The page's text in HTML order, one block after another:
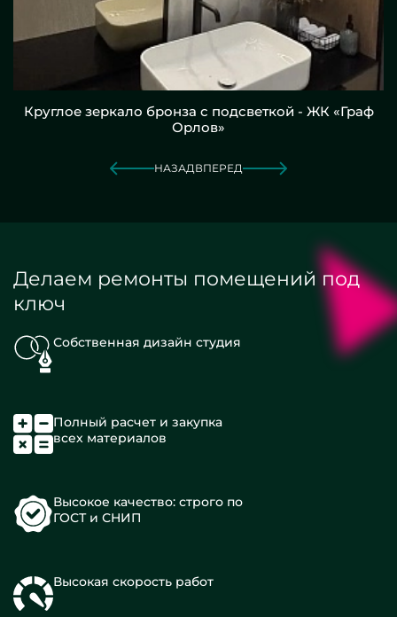
Круглое зеркало бронза с подсветкой - ЖК «Граф
Орлов»
НАЗАДВПЕРЕД
Делаем ремонты помещений под
ключ
Собственная дизайн студия
Полный расчет и закупка
всех материалов
Высокое качество: строго по
ГОСТ и СНИП
Высокая скорость работ